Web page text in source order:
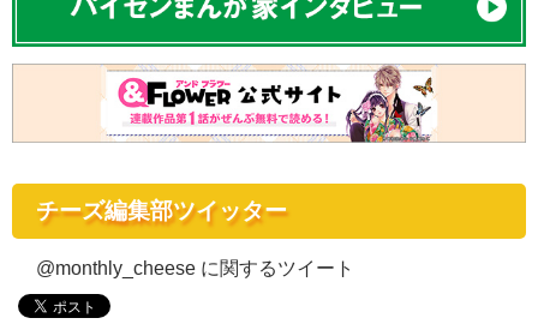
チーズ編集部ツイッター
@monthly_cheese に関するツイート